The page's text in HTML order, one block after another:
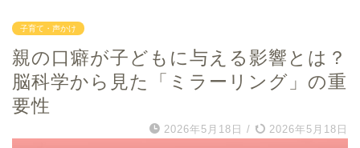
子育て・声かけ
親の口癖が子どもに与える影響とは？
脳科学から見た「ミラーリング」の重
要性
2026年5月18日 / 2026年5月18日